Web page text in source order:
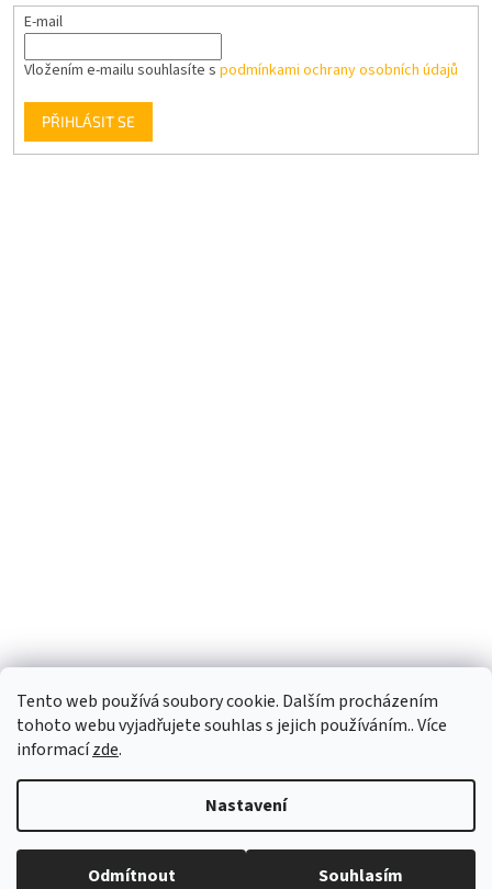
Tento web používá soubory cookie. Dalším procházením
tohoto webu vyjadřujete souhlas s jejich používáním.. Více
informacízde.
Nastavení
Odmítnout Souhlasím
E-mail
Vložením e-mailu souhlasíte s podmínkami ochrany osobních údajů
PŘIHLÁSIT SE
Copyright 2026PEGASPLUS. Všechna práva vyhrazena.Upravit